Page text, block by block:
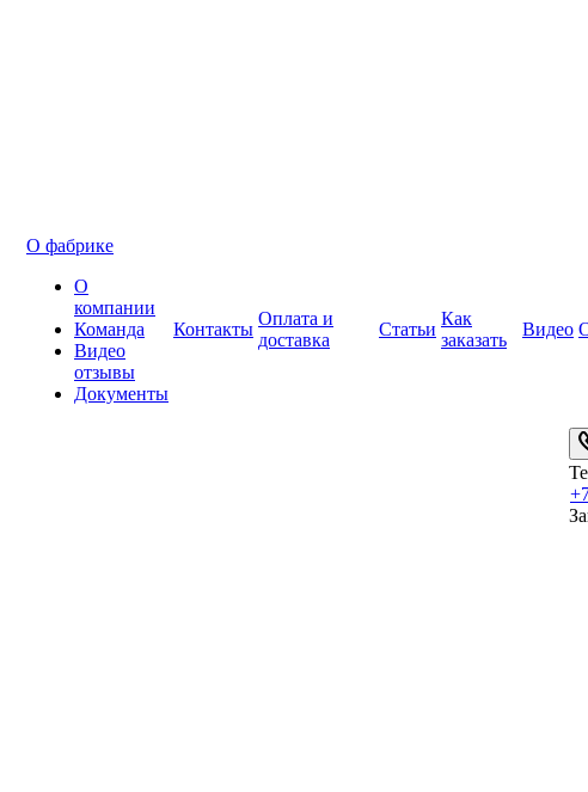
О фабрике
О
компании
Команда
Видео
отзывы
Документы
Контакты
Оплата и
доставка
Статьи
Как
заказать
Видео